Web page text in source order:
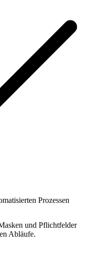
Prozessen
und Pflichtfelder
Abläufe.